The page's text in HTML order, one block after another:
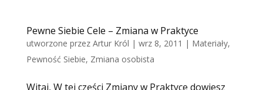
Pewne Siebie Cele – Zmiana w Praktyce
utworzone przez Artur Król | wrz 8, 2011 | Materiały,
Pewność Siebie, Zmiana osobista
Witaj, W tej części Zmiany w Praktyce dowiesz